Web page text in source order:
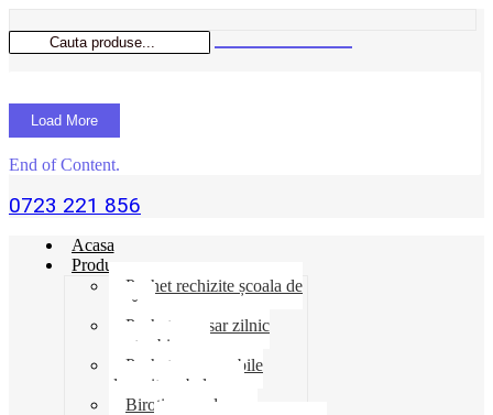
Load More
End of Content.
0723 221 856
Acasa
Produse
Pachet rechizite școala de
vară
Pachet necesar zilnic
pentru birou
Pachet consumabile
depozit-ambalare
Birotica-produse